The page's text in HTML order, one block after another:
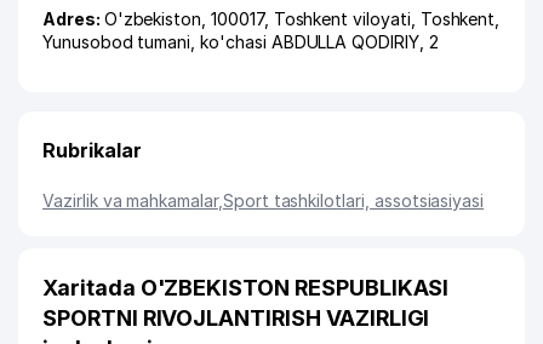
Adres: O'zbekiston, 100017, Toshkent viloyati Toshkent
Yunusobod tumani ,ko'chasi ABDULLA QODIRIY, 2
Rubrikalar
Vazirlik va mahkamalar, Sport tashkilotlari, assotsiasiyasi
Xaritada O'ZBEKISTON RESPUBLIKASI
SPORTNI RIVOJLANTIRISH VAZIRLIGI